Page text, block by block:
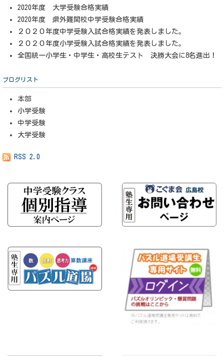
2020年度 大学受験合格実績
2020年度 県外難関校中学受験合格実績
２０２０年度中学受験入試合格実績を発表しました。
２０２０年度小学受験入試合格実績を発表しました。
全国統一小学生・中学生・高校生テスト 決勝大会に8名進出！
ブログリスト
本部
小学受験
中学受験
大学受験
RSS 2.0